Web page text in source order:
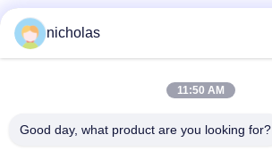
Snel contact
Tel.
nicholas
11:50 AM
Good day, what product are you looking for?